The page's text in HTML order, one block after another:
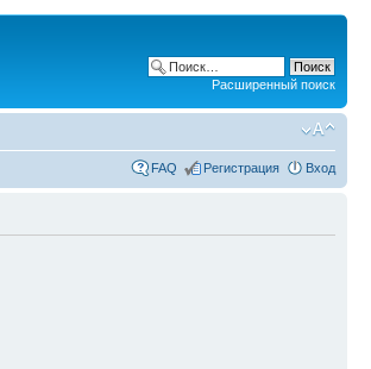
Расширенный поиск
FAQ Регистрация Вход